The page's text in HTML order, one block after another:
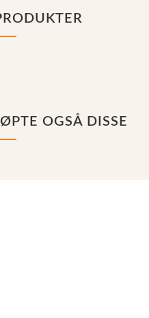
OGSÅ DISSE